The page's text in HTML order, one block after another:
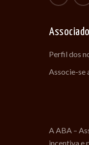
Perfil dos
Associe-se
A ABA –
incentiva e